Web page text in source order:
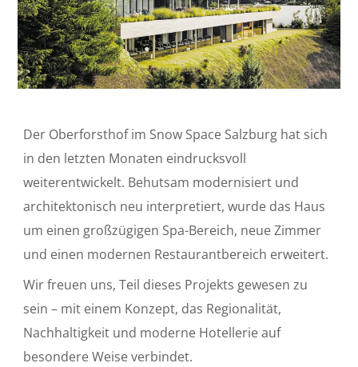
Der Oberforsthof im Snow Space Salzburg hat sich
in den letzten Monaten eindrucksvoll
weiterentwickelt. Behutsam modernisiert und
architektonisch neu interpretiert, wurde das Haus
um einen großzügigen Spa-Bereich, neue Zimmer
und einen modernen Restaurantbereich erweitert.
Wir freuen uns, Teil dieses Projekts gewesen zu
sein – mit einem Konzept, das Regionalität,
Nachhaltigkeit und moderne Hotellerie auf
besondere Weise verbindet.